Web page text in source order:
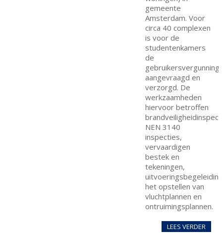
gemeente
Amsterdam. Voor
circa 40 complexen
is voor de
studentenkamers
de
gebruikersvergunning
aangevraagd en
verzorgd. De
werkzaamheden
hiervoor betroffen
NEN 3140
inspecties,
vervaardigen
bestek en
tekeningen,
het opstellen van
vluchtplannen en
ontruimingsplannen.
LEES VERDER